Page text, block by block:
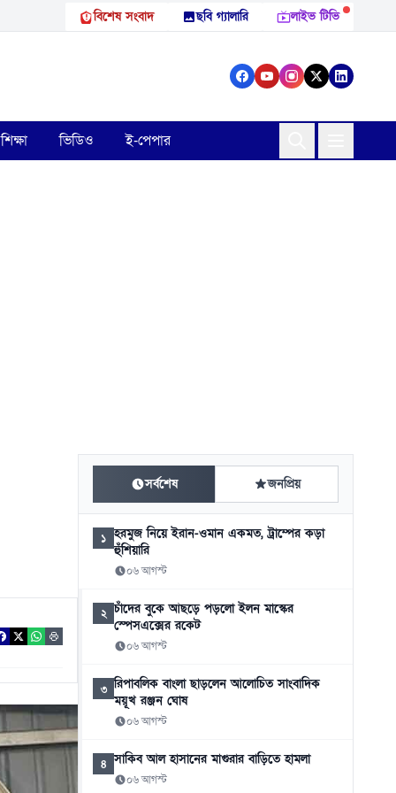
বিশেষ সংবাদ ছবি গ্যালারি লাইভ টিভি
শিক্ষা ভিডিও ই-পেপার
সর্বশেষ জনপ্রিয়
১ হরমুজ নিয়ে ইরান-ওমান একমত, ট্রাম্পের কড়া
হুঁশিয়ারি
০৬ আগস্ট
২ চাঁদের বুকে আছড়ে পড়লো ইলন মাস্কের
স্পেসএক্সের রকেট
০৬ আগস্ট
৩ রিপাবলিক বাংলা ছাড়লেন আলোচিত সাংবাদিক
ময়ূখ রঞ্জন ঘোষ
০৬ আগস্ট
৪ সাকিব আল হাসানের মাগুরার বাড়িতে হামলা
০৬ আগস্ট